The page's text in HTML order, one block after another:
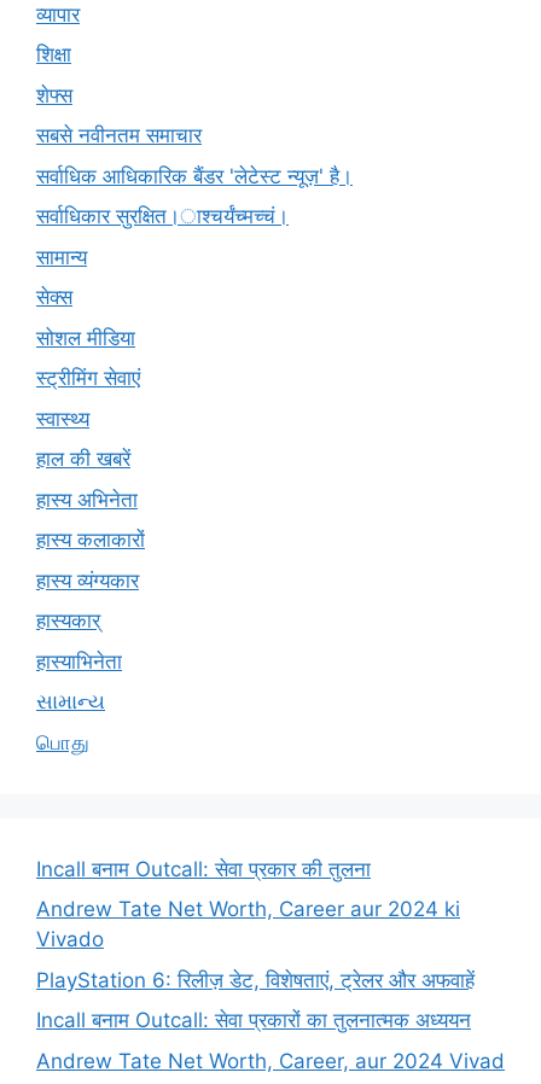
व्यापार
शिक्षा
शेफ्स
सबसे नवीनतम समाचार
सर्वाधिक आधिकारिक बैंडर 'लेटेस्ट न्यूज़' है।
सर्वाधिकार सुरक्षित।ाश्चर्यंच्मच्चं।
सामान्य
सेक्स
सोशल मीडिया
स्ट्रीमिंग सेवाएं
स्वास्थ्य
हाल की खबरें
हास्य अभिनेता
हास्य कलाकारों
हास्य व्यंग्यकार
हास्यकार्
हास्याभिनेता
સામાન્ય
பொது
Incall बनाम Outcall: सेवा प्रकार की तुलना
Andrew Tate Net Worth, Career aur 2024 ki
Vivado
PlayStation 6: रिलीज़ डेट, विशेषताएं, ट्रेलर और अफवाहें
Incall बनाम Outcall: सेवा प्रकारों का तुलनात्मक अध्ययन
Andrew Tate Net Worth, Career, aur 2024 Vivad